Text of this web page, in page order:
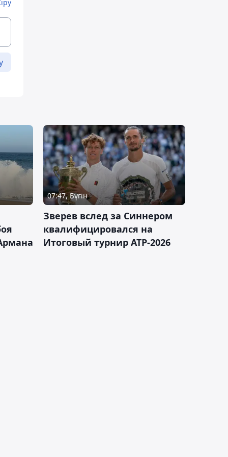
07:47, Бүгін
Зверев вслед за Синнером
квалифицировался на
Итоговый турнир ATP-2026